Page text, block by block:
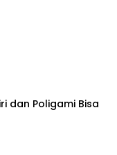
dan Poligami Bisa